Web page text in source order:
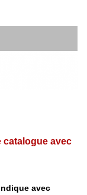
catalogue avec
avec